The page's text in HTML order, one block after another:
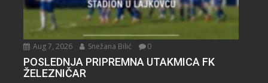
Aug 7, 2026 Snežana Bilić 0
POSLEDNJA PRIPREMNA UTAKMICA FK
ŽELEZNIČAR